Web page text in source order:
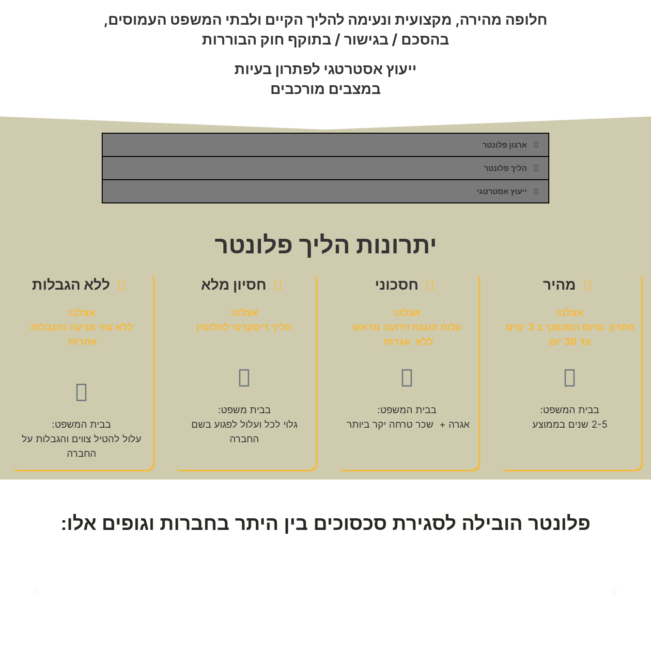
חלופה מהירה, מקצועית ונעימה להליך הקיים ולבתי המשפט העמוסים,
בהסכם / בגישור / בתוקף חוק הבוררות
ייעוץ אסטרטגי לפתרון בעיות
במצבים מורכבים
ארגון פלונטר
הליך פלונטר
ייעוץ אסטרטגי
יתרונות הליך פלונטר
מהיר
אצלנו:
פתרון וסיום הסכסוך ב 3 ימים
עד 30 יום
בבית המשפט:
2-5 שנים בממוצע
חסכוני
אצלנו:
עלות הוגנת וידועה מראש
ללא אגרות
בבית המשפט:
אגרה + שכר טרחה יקר ביותר
חסיון מלא
אצלנו:
הליך דיסקרטי לחלוטין
בבית משפט:
גלוי לכל ועלול לפגוע בשם
החברה
ללא הגבלות
אצלנו:
ללא צווי מניעה והגבלות
אחרות
בבית המשפט:
עלול להטיל צווים והגבלות על
החברה
פלונטר הובילה לסגירת סכסוכים בין היתר בחברות וגופים אלו: